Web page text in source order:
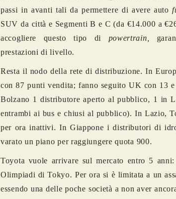
passi in avanti tali da permettere di avere auto
SUV da città e Segmenti B e C (da €14.000 a
accogliere questo tipo di powertrain,
prestazioni di livello.
Resta il nodo della rete di distribuzione. In
con 87 punti vendita; fanno seguito UK con 13
Bolzano 1 distributore aperto al pubblico, 1 in
entrambi ai bus e chiusi al pubblico). In Lazio,
per ora inattivi. In Giappone i distributori di
varato un piano per raggiungere quota 900.
Toyota vuole arrivare sul mercato entro 5
Olimpiadi di Tokyo. Per ora si è limitata a un
essendo una delle poche società a non aver